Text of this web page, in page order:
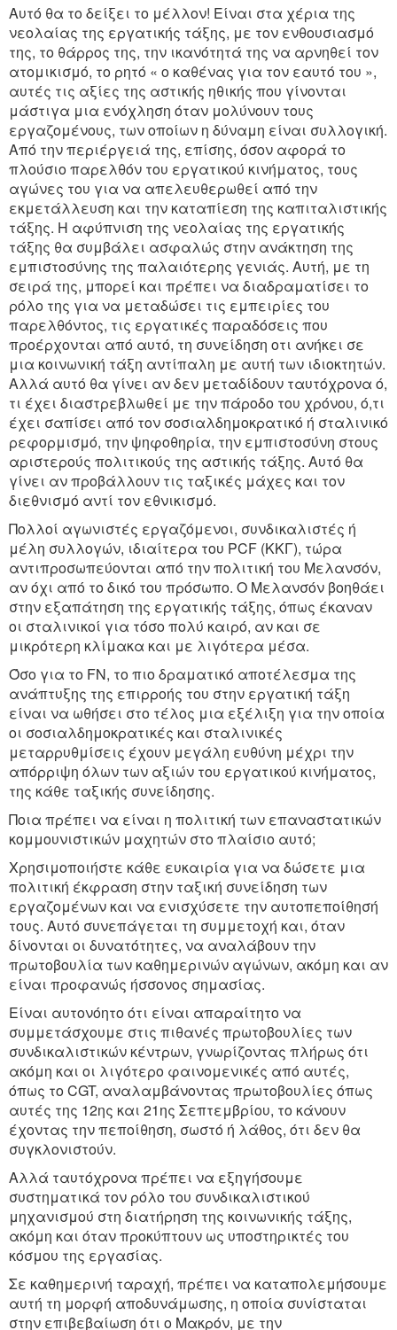
Αυτό θα το δείξει το μέλλον! Είναι στα χέρια της
νεολαίας της εργατικής τάξης, με τον ενθουσιασμό
της, το θάρρος της, την ικανότητά της να αρνηθεί τον
ατομικισμό, το ρητό « ο καθένας για τον εαυτό του »,
αυτές τις αξίες της αστικής ηθικής που γίνονται
μάστιγα μια ενόχληση όταν μολύνουν τους
εργαζομένους, των οποίων η δύναμη είναι συλλογική.
Από την περιέργειά της, επίσης, όσον αφορά το
πλούσιο παρελθόν του εργατικού κινήματος, τους
αγώνες του για να απελευθερωθεί από την
εκμετάλλευση και την καταπίεση της καπιταλιστικής
τάξης. Η αφύπνιση της νεολαίας της εργατικής
τάξης θα συμβάλει ασφαλώς στην ανάκτηση της
εμπιστοσύνης της παλαιότερης γενιάς. Αυτή, με τη
σειρά της, μπορεί και πρέπει να διαδραματίσει το
ρόλο της για να μεταδώσει τις εμπειρίες του
παρελθόντος, τις εργατικές παραδόσεις που
προέρχονται από αυτό, τη συνείδηση οτι ανήκει σε
μια κοινωνική τάξη αντίπαλη με αυτή των ιδιοκτητών.
Αλλά αυτό θα γίνει αν δεν μεταδίδουν ταυτόχρονα ό,
τι έχει διαστρεβλωθεί με την πάροδο του χρόνου, ό,τι
έχει σαπίσει από τον σοσιαλδημοκρατικό ή σταλινικό
ρεφορμισμό, την ψηφοθηρία, την εμπιστοσύνη στους
αριστερούς πολιτικούς της αστικής τάξης. Αυτό θα
γίνει αν προβάλλουν τις ταξικές μάχες και τον
διεθνισμό αντί τον εθνικισμό.
Πολλοί αγωνιστές εργαζόμενοι, συνδικαλιστές ή
μέλη συλλογών, ιδιαίτερα του PCF (ΚΚΓ), τώρα
αντιπροσωπεύονται από την πολιτική του Μελανσόν,
αν όχι από το δικό του πρόσωπο. Ο Μελανσόν βοηθάει
στην εξαπάτηση της εργατικής τάξης, όπως έκαναν
οι σταλινικοί για τόσο πολύ καιρό, αν και σε
μικρότερη κλίμακα και με λιγότερα μέσα.
Όσο για το FN, το πιο δραματικό αποτέλεσμα της
ανάπτυξης της επιρροής του στην εργατική τάξη
είναι να ωθήσει στο τέλος μια εξέλιξη για την οποία
οι σοσιαλδημοκρατικές και σταλινικές
μεταρρυθμίσεις έχουν μεγάλη ευθύνη μέχρι την
απόρριψη όλων των αξιών του εργατικού κινήματος,
της κάθε ταξικής συνείδησης.
Ποια πρέπει να είναι η πολιτική των επαναστατικών
κομμουνιστικών μαχητών στο πλαίσιο αυτό;
Χρησιμοποιήστε κάθε ευκαιρία για να δώσετε μια
πολιτική έκφραση στην ταξική συνείδηση των
εργαζομένων και να ενισχύσετε την αυτοπεποίθησή
τους. Αυτό συνεπάγεται τη συμμετοχή και, όταν
δίνονται οι δυνατότητες, να αναλάβουν την
πρωτοβουλία των καθημερινών αγώνων, ακόμη και αν
είναι προφανώς ήσσονος σημασίας.
Είναι αυτονόητο ότι είναι απαραίτητο να
συμμετάσχουμε στις πιθανές πρωτοβουλίες των
συνδικαλιστικών κέντρων, γνωρίζοντας πλήρως ότι
ακόμη και οι λιγότερο φαινομενικές από αυτές,
όπως το CGT, αναλαμβάνοντας πρωτοβουλίες όπως
αυτές της 12ης και 21ης Σεπτεμβρίου, το κάνουν
έχοντας την πεποίθηση, σωστό ή λάθος, ότι δεν θα
συγκλονιστούν.
Αλλά ταυτόχρονα πρέπει να εξηγήσουμε
συστηματικά τον ρόλο του συνδικαλιστικού
μηχανισμού στη διατήρηση της κοινωνικής τάξης,
ακόμη και όταν προκύπτουν ως υποστηρικτές του
κόσμου της εργασίας.
Σε καθημερινή ταραχή, πρέπει να καταπολεμήσουμε
αυτή τη μορφή αποδυνάμωσης, η οποία συνίσταται
στην επιβεβαίωση ότι ο Mακρόν, με την